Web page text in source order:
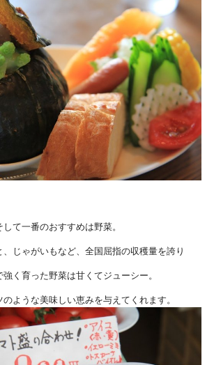
して一番のおすすめは野菜。
じゃがいもなど、全国屈指の収穫量を誇り
強く育った野菜は甘くてジューシー。
のような美味しい恵みを与えてくれます。